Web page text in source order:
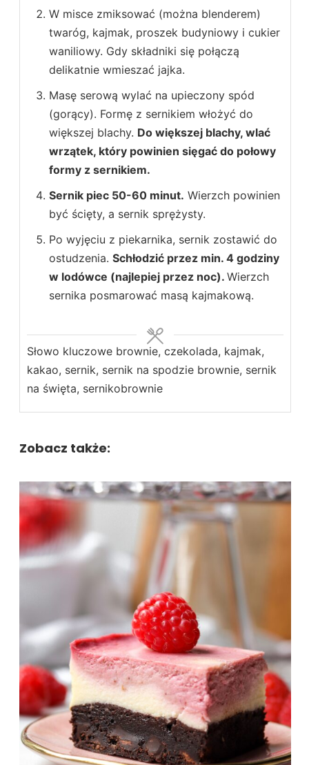
W misce zmiksować (można blenderem)
twaróg, kajmak, proszek budyniowy i cukier
waniliowy. Gdy składniki się połączą
delikatnie wmieszać jajka.
Masę serową wylać na upieczony spód
(gorący). Formę z sernikiem włożyć do
większej blachy. Do większej blachy, wlać
wrzątek, który powinien sięgać do połowy
formy z sernikiem.
Sernik piec 50-60 minut. Wierzch powinien
być ścięty, a sernik sprężysty.
Po wyjęciu z piekarnika, sernik zostawić do
ostudzenia. Schłodzić przez min. 4 godziny
w lodówce (najlepiej przez noc). Wierzch
sernika posmarować masą kajmakową.
Słowo kluczowe brownie, czekolada, kajmak,
kakao, sernik, sernik na spodzie brownie, sernik
na święta, sernikobrownie
Zobacz także: